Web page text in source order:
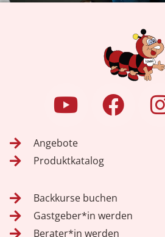
Angebote
Produktkatalog
Backkurse buchen
Gastgeber*in werden
Berater*in werden